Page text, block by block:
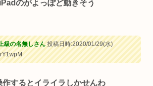
のがよっぽど動きそう
級の名無しさん投稿日時:2020/01/29(水)
作するとイライラしかせんわ